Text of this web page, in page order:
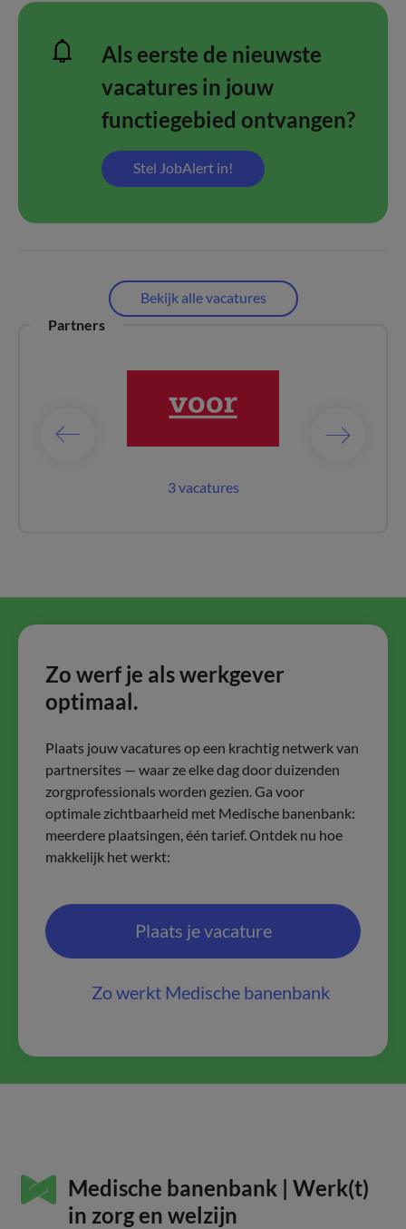
Als eerste de nieuwste
vacatures in jouw
functiegebied ontvangen?
Stel JobAlert in!
Bekijk alle vacatures
Partners
3 vacatures
Zo werf je als werkgever
optimaal.
Plaats jouw vacatures op een krachtig netwerk van
partnersites — waar ze elke dag door duizenden
zorgprofessionals worden gezien. Ga voor
optimale zichtbaarheid met Medische banenbank:
meerdere plaatsingen, één tarief. Ontdek nu hoe
makkelijk het werkt:
Plaats je vacature
Zo werkt Medische banenbank
Medische banenbank | Werk(t)
in zorg en welzijn